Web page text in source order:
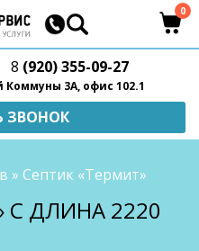
8 (920) 355-09-27
3А, офис 102.1
0
ЗВОНОК
» Септик «Термит»
С ДЛИНА 2220